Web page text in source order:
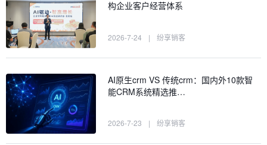
构企业客户经营体系
2026-7-24 | 纷享销客
AI原生crm VS 传统crm：国内外10款智
能CRM系统精选推…
2026-7-23 | 纷享销客